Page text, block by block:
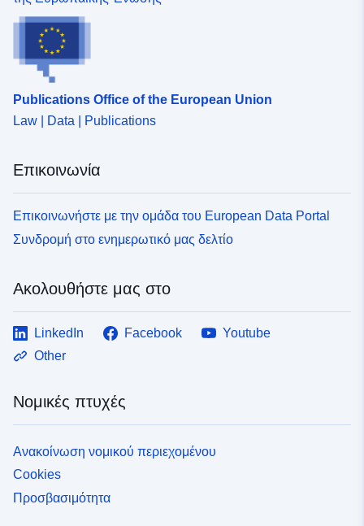
Publications Office of the European Union
Law | Data | Publications
Επικοινωνία
Επικοινωνήστε με την ομάδα του European Data Portal
Συνδρομή στο ενημερωτικό μας δελτίο
Ακολουθήστε μας στο
LinkedIn Facebook
Youtube
Other
Νομικές πτυχές
Ανακοίνωση νομικού περιεχομένου
Cookies
Προσβασιμότητα